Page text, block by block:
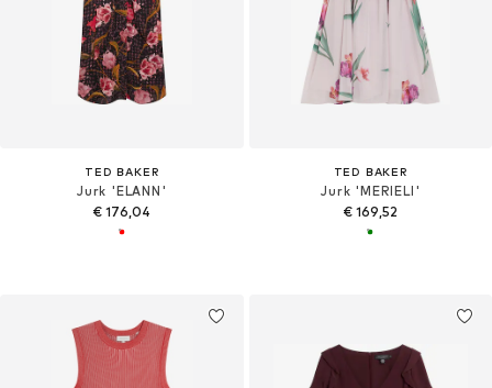
TED BAKER
Jurk 'ELANN'
€ 176,04
TED BAKER
Jurk 'MERIELI'
€ 169,52